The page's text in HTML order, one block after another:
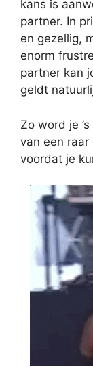
kans is
partner. In
en gezellig,
enorm
partner kan
geldt
Zo word je
van een
voordat je